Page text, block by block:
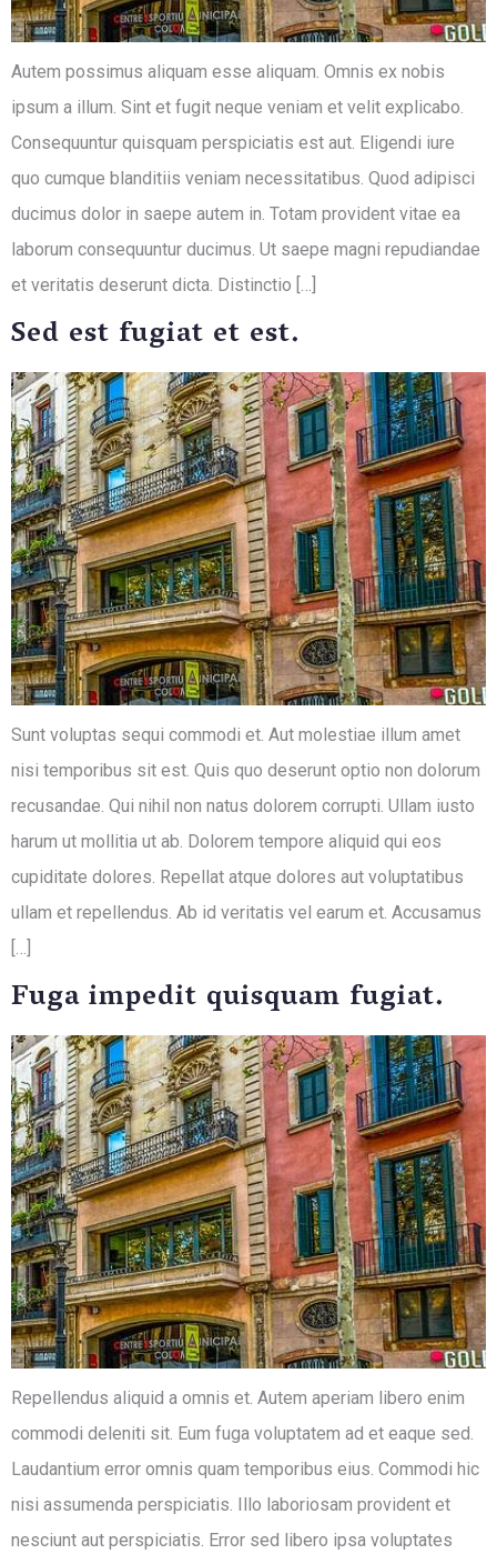
Autem possimus aliquam esse aliquam. Omnis ex nobis
ipsum a illum. Sint et fugit neque veniam et velit explicabo.
Consequuntur quisquam perspiciatis est aut. Eligendi iure
quo cumque blanditiis veniam necessitatibus. Quod adipisci
ducimus dolor in saepe autem in. Totam provident vitae ea
laborum consequuntur ducimus. Ut saepe magni repudiandae
et veritatis deserunt dicta. Distinctio […]
Sed est fugiat et est.
Sunt voluptas sequi commodi et. Aut molestiae illum amet
nisi temporibus sit est. Quis quo deserunt optio non dolorum
recusandae. Qui nihil non natus dolorem corrupti. Ullam iusto
harum ut mollitia ut ab. Dolorem tempore aliquid qui eos
cupiditate dolores. Repellat atque dolores aut voluptatibus
ullam et repellendus. Ab id veritatis vel earum et. Accusamus
[…]
Fuga impedit quisquam fugiat.
Repellendus aliquid a omnis et. Autem aperiam libero enim
commodi deleniti sit. Eum fuga voluptatem ad et eaque sed.
Laudantium error omnis quam temporibus eius. Commodi hic
nisi assumenda perspiciatis. Illo laboriosam provident et
nesciunt aut perspiciatis. Error sed libero ipsa voluptates